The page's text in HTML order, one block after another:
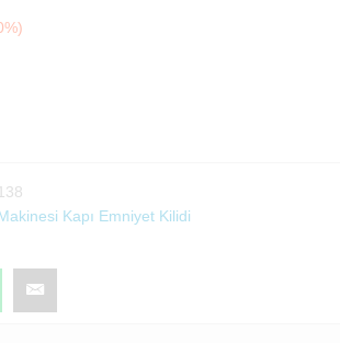
Kapı Emniyet Kilidi